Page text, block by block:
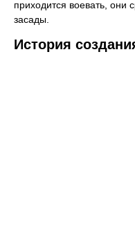
приходится воевать, они
засады.
История